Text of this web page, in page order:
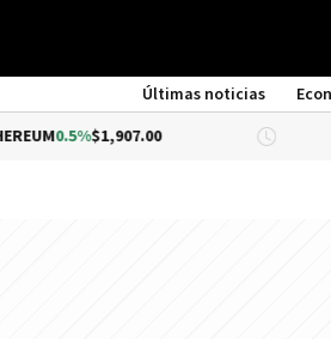
Últimas noticias
$1,907.00 DÓLAR